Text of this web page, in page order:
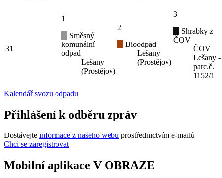
31
1
Směsný
komunální
odpad
Lešany
(Prostějov)
2
Bioodpad
Lešany
(Prostějov)
3
Shrabky z
ČOV
ČOV
Lešany -
parc.č.
1152/1
Kalendář svozu odpadu
Přihlášení k odběru zpráv
Dostávejte informace z našeho webu prostřednictvím e-mailů
Chci se zaregistrovat
Mobilní aplikace V OBRAZE